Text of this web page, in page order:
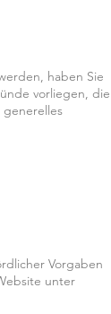
haben Sie
vorliegen, die
Vorgaben
unter